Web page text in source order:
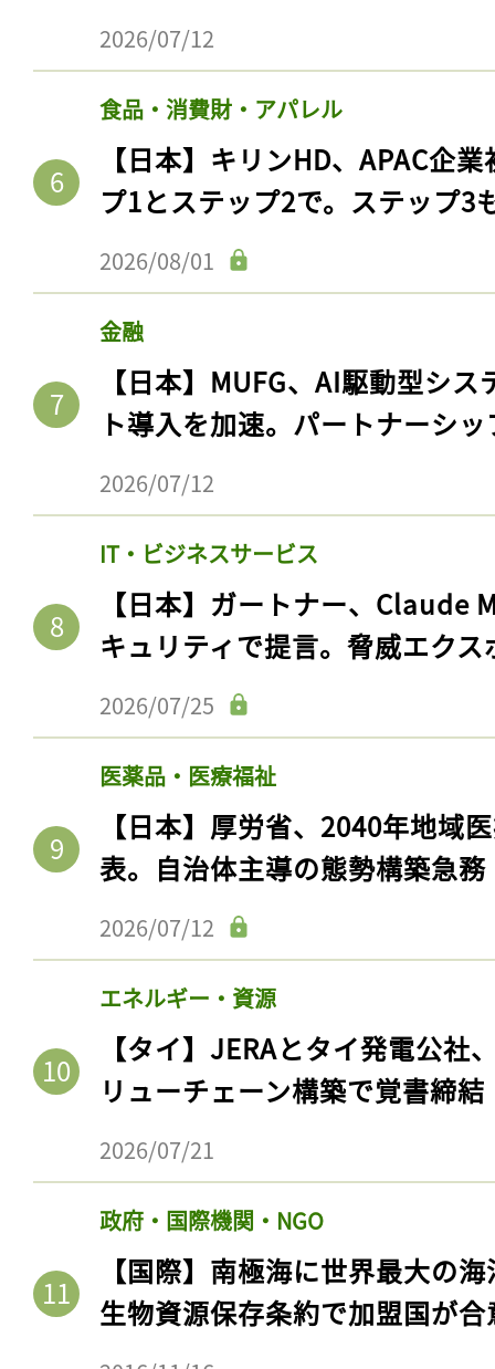
2026/07/12
食品・消費財・アパレル
【日本】キリンHD、APAC企
プ1とステップ2で。ステップ3
2026/08/01
金融
【日本】MUFG、AI駆動型シ
ト導入を加速。パートナーシ
2026/07/12
IT・ビジネスサービス
【日本】ガートナー、Claude
キュリティで提言。脅威エク
2026/07/25
医薬品・医療福祉
【日本】厚労省、2040年地域
表。自治体主導の態勢構築急務
2026/07/12
エネルギー・資源
【タイ】JERAとタイ発電公社
リューチェーン構築で覚書締結
2026/07/21
政府・国際機関・NGO
【国際】南極海に世界最大の
生物資源保存条約で加盟国が合